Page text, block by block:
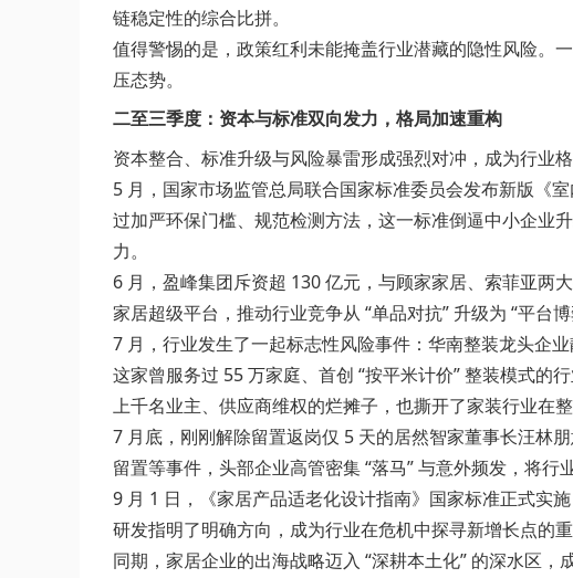
链稳定性的综合比拼。
值得警惕的是，政策红利未能掩盖行业潜藏的隐性风险。
压态势。
二至三季度：资本与标准双向发力，格局加速重构
资本整合、标准升级与风险暴雷形成强烈对冲，成为行业
5 月，国家市场监管总局联合国家标准委员会发布新版《
过加严环保门槛、规范检测方法，这一标准倒逼中小企业
力。
6 月，盈峰集团斥资超 130 亿元，与顾家家居、索菲亚两
家居超级平台，推动行业竞争从 “单品对抗” 升级为 “平台
7 月，行业发生了一起标志性风险事件：华南整装龙头企
这家曾服务过 55 万家庭、首创 “按平米计价” 整装模式的
上千名业主、供应商维权的烂摊子，也撕开了家装行业在
7 月底，刚刚解除留置返岗仅 5 天的居然智家董事长汪林
留置等事件，头部企业高管密集 “落马” 与意外频发，将行
9 月 1 日，《家居产品适老化设计指南》国家标准正式实
研发指明了明确方向，成为行业在危机中探寻新增长点的重
同期，家居企业的出海战略迈入 “深耕本土化” 的深水区